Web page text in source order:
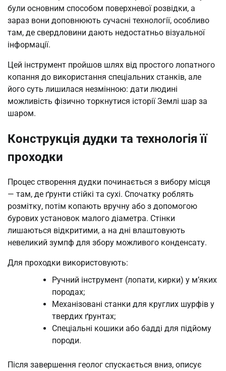
були основним способом поверхневої розвідки, а
зараз вони доповнюють сучасні технології, особливо
там, де свердловини дають недостатньо візуальної
інформації.
Цей інструмент пройшов шлях від простого лопатного
копання до використання спеціальних станків, але
його суть лишилася незмінною: дати людині
можливість фізично торкнутися історії Землі шар за
шаром.
Конструкція дудки та технологія її
проходки
Процес створення дудки починається з вибору місця
— там, де ґрунти стійкі та сухі. Спочатку роблять
розмітку, потім копають вручну або з допомогою
бурових установок малого діаметра. Стінки
лишаються відкритими, а на дні влаштовують
невеликий зумпф для збору можливого конденсату.
Для проходки використовують:
Ручний інструмент (лопати, кирки) у м’яких
породах;
Механізовані станки для круглих шурфів у
твердих ґрунтах;
Спеціальні кошики або бадді для підйому
породи.
Після завершення геолог спускається вниз, описує